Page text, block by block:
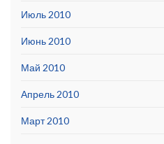
Июль 2010
Июнь 2010
Май 2010
Апрель 2010
Март 2010